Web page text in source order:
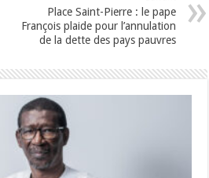
Place Saint-Pierre : le pape
François plaide pour l’annulation
de la dette des pays pauvres